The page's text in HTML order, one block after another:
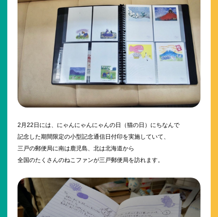
2月22日には、にゃんにゃんにゃんの日（猫の日）にちなんで
記念した期間限定の小型記念通信日付印を実施していて、
三戸の郵便局に南は鹿児島、北は北海道から
全国のたくさんのねこファンが三戸郵便局を訪れます。